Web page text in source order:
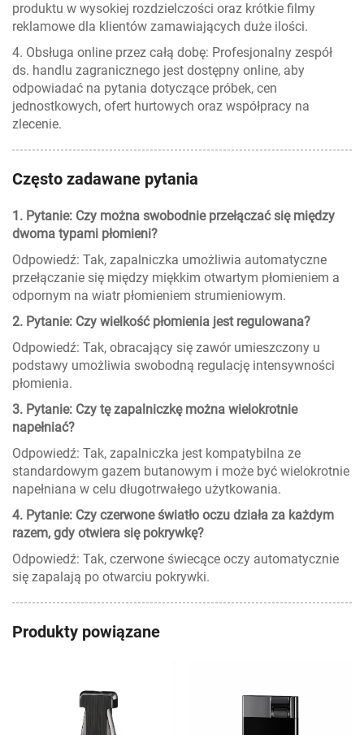
produktu w wysokiej rozdzielczości oraz krótkie filmy
reklamowe dla klientów zamawiających duże ilości.
4. Obsługa online przez całą dobę: Profesjonalny zespół
ds. handlu zagranicznego jest dostępny online, aby
odpowiadać na pytania dotyczące próbek, cen
jednostkowych, ofert hurtowych oraz współpracy na
zlecenie.
Często zadawane pytania
1. Pytanie: Czy można swobodnie przełączać się między
dwoma typami płomieni?
Odpowiedź: Tak, zapalniczka umożliwia automatyczne
przełączanie się między miękkim otwartym płomieniem a
odpornym na wiatr płomieniem strumieniowym.
2. Pytanie: Czy wielkość płomienia jest regulowana?
Odpowiedź: Tak, obracający się zawór umieszczony u
podstawy umożliwia swobodną regulację intensywności
płomienia.
3. Pytanie: Czy tę zapalniczkę można wielokrotnie
napełniać?
Odpowiedź: Tak, zapalniczka jest kompatybilna ze
standardowym gazem butanowym i może być wielokrotnie
napełniana w celu długotrwałego użytkowania.
4. Pytanie: Czy czerwone światło oczu działa za każdym
razem, gdy otwiera się pokrywkę?
Odpowiedź: Tak, czerwone świecące oczy automatycznie
się zapalają po otwarciu pokrywki.
Produkty powiązane